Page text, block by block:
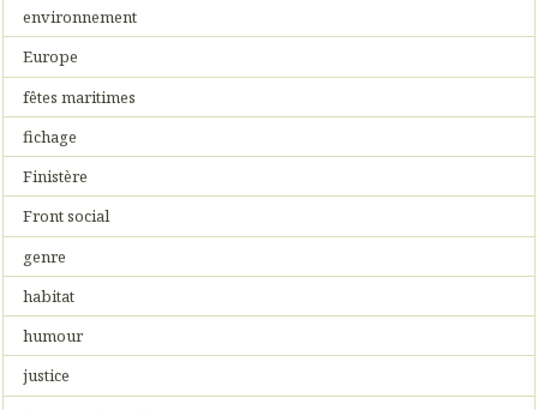
environnement
Europe
fêtes maritimes
fichage
Finistère
Front social
genre
habitat
humour
justice